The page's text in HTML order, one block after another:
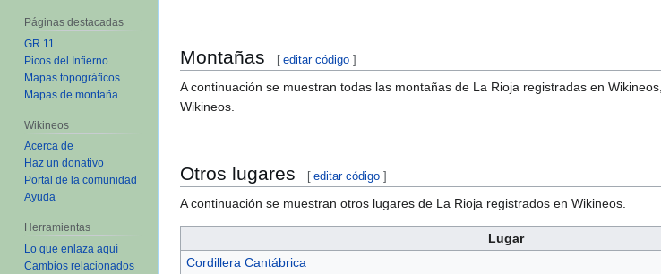
Montañas [ editar código ]
A continuación se muestran todas las montañas de La Rioja registradas en
Wikineos.
Otros lugares [ editar código ]
A continuación se muestran otros lugares de La Rioja registrados en Wikineos.
Lugar
Cordillera Cantábrica
Páginas destacadas
GR 11
Picos del Infierno
Mapas topográficos
Mapas de montaña
Wikineos
Acerca de
Haz un donativo
Portal de la comunidad
Ayuda
Herramientas
Lo que enlaza aquí
Cambios relacionados